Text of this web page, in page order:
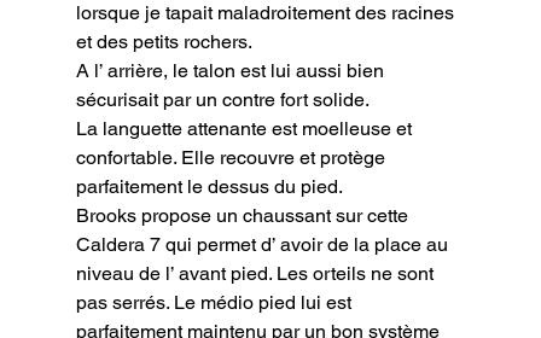
lorsque je tapait maladroitement des racines
et des petits rochers.
A l’ arrière, le talon est lui aussi bien
sécurisait par un contre fort solide.
La languette attenante est moelleuse et
confortable. Elle recouvre et protège
parfaitement le dessus du pied.
Brooks propose un chaussant sur cette
Caldera 7 qui permet d’ avoir de la place au
niveau de l’ avant pied. Les orteils ne sont
pas serrés. Le médio pied lui est
parfaitement maintenu par un bon système